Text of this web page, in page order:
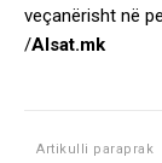
veçanërisht në
/Alsat.mk
Artikulli paraprak